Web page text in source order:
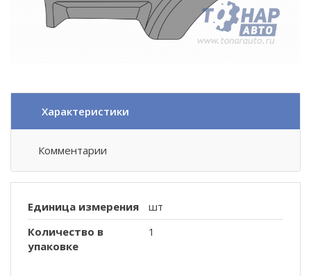
Характеристики
Комментарии
Единица измерения
шт
Количество в
упаковке
1